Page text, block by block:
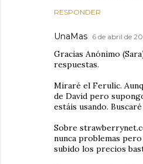
RESPONDER
UnaMas 6 de abril de
Gracias Anónimo
respuestas.
Miraré el Ferulic.
de David pero
estáis usando.
Sobre
nunca problemas
subido los precios